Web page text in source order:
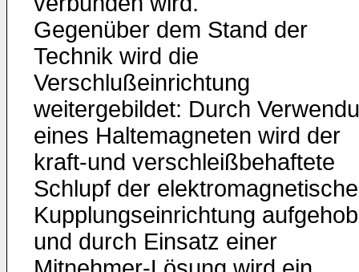
Gegenüber dem Stand der
Technik wird die
Verschlußeinrichtung
weitergebildet: Durch
eines Haltemagneten wird der
kraft-und verschleißbehaftete
Schlupf der
Kupplungseinrichtung
und durch Einsatz einer